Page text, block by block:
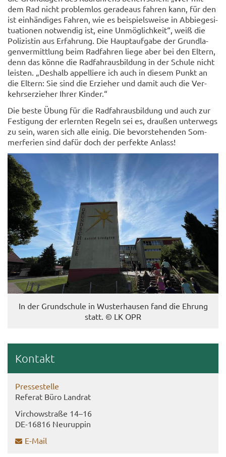
dem Rad nicht pro­blem­los ge­ra­de­aus fah­ren kann, für den
ist ein­hän­di­ges Fah­ren, wie es bei­spiels­wei­se in Ab­bie­ge­si­
tua­tio­nen not­wen­dig ist, eine Un­mög­lich­keit“, weiß die
Po­li­zis­tin aus Er­fah­rung. Die Haupt­auf­ga­be der Grund­la­
gen­ver­mitt­lung beim Rad­fah­ren liege aber bei den El­tern,
denn das könne die Rad­fahr­aus­bil­dung in der Schu­le nicht
leis­ten. „Des­halb ap­pel­lie­re ich auch in die­sem Punkt an
die El­tern: Sie sind die Er­zie­her und damit auch die Ver­
kehrs­er­zie­her Ihrer Kin­der.“
Die beste Übung für die Rad­fahr­aus­bil­dung und auch zur
Fes­ti­gung der er­lern­ten Re­geln sei es, drau­ßen un­ter­wegs
zu sein, waren sich alle einig. Die be­vor­ste­hen­den Som­
mer­fe­ri­en sind dafür doch der per­fek­te An­lass!
In der Grund­schu­le in Wus­ter­hau­sen fand die Eh­rung
statt. © LK OPR
Kon­takt
Pres­se­stel­le
Re­fe­rat Büro Land­rat
Virch­ow­stra­ße 14–16
DE-​16816 Neu­rup­pin
E-​Mail